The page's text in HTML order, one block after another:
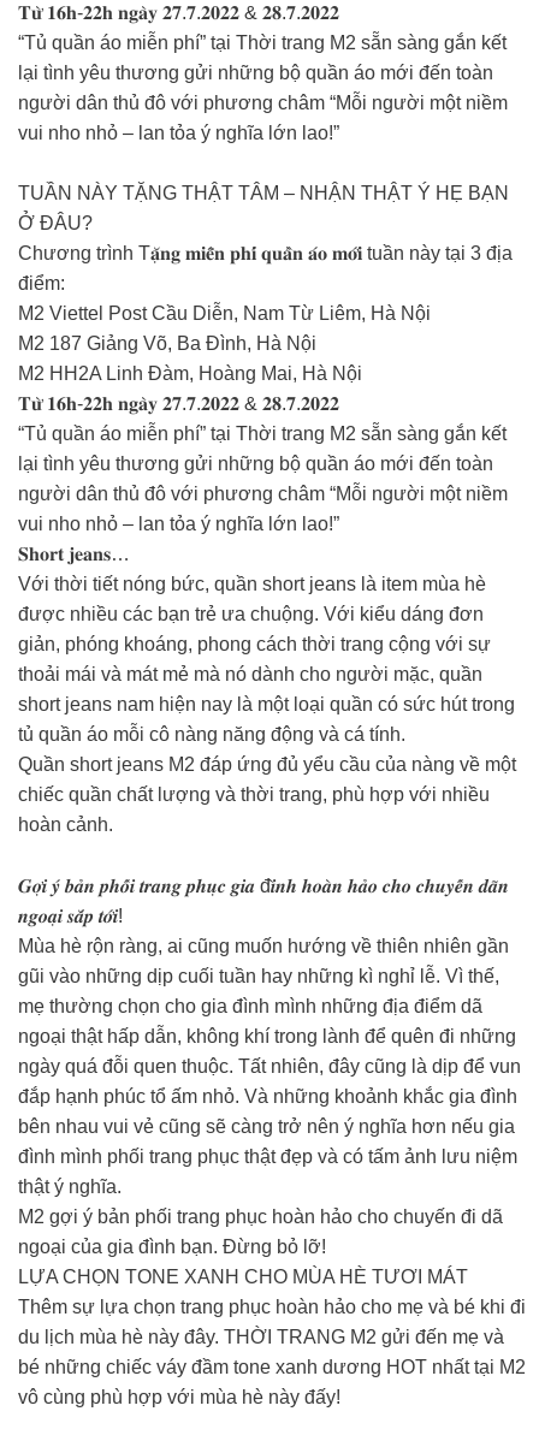
𝐓𝐮̛̀ 𝟏𝟔𝐡-𝟐𝟐𝐡 𝐧𝐠𝐚̀𝐲 𝟐𝟕.𝟕.𝟐𝟎𝟐𝟐 & 𝟐𝟖.𝟕.𝟐𝟎𝟐𝟐
“Tủ quần áo miễn phí” tại Thời trang M2 sẵn sàng gắn kết
lại tình yêu thương gửi những bộ quần áo mới đến toàn
người dân thủ đô với phương châm “Mỗi người một niềm
vui nho nhỏ – lan tỏa ý nghĩa lớn lao!”
TUẦN NÀY TẶNG THẬT TÂM – NHẬN THẬT Ý HẸ BẠN
Ở ĐÂU?
Chương trình T𝐚̣̆𝐧𝐠 𝐦𝐢𝐞̂̃𝐧 𝐩𝐡𝐢́ 𝐪𝐮𝐚̂̀𝐧 𝐚́𝐨 𝐦𝐨̛́𝐢 tuần này tại 3 địa
điểm:
M2 Viettel Post Cầu Diễn, Nam Từ Liêm, Hà Nội
M2 187 Giảng Võ, Ba Đình, Hà Nội
M2 HH2A Linh Đàm, Hoàng Mai, Hà Nội
𝐓𝐮̛̀ 𝟏𝟔𝐡-𝟐𝟐𝐡 𝐧𝐠𝐚̀𝐲 𝟐𝟕.𝟕.𝟐𝟎𝟐𝟐 & 𝟐𝟖.𝟕.𝟐𝟎𝟐𝟐
“Tủ quần áo miễn phí” tại Thời trang M2 sẵn sàng gắn kết
lại tình yêu thương gửi những bộ quần áo mới đến toàn
người dân thủ đô với phương châm “Mỗi người một niềm
vui nho nhỏ – lan tỏa ý nghĩa lớn lao!”
𝐒𝐡𝐨𝐫𝐭 𝐣𝐞𝐚𝐧𝐬…
Với thời tiết nóng bức, quần short jeans là item mùa hè
được nhiều các bạn trẻ ưa chuộng. Với kiểu dáng đơn
giản, phóng khoáng, phong cách thời trang cộng với sự
thoải mái và mát mẻ mà nó dành cho người mặc, quần
short jeans nam hiện nay là một loại quần có sức hút trong
tủ quần áo mỗi cô nàng năng động và cá tính.
Quần short jeans M2 đáp ứng đủ yểu cầu của nàng về một
chiếc quần chất lượng và thời trang, phù hợp với nhiều
hoàn cảnh.
𝑮𝒐̛̣𝒊 𝒚́ 𝒃𝒂̉𝒏 𝒑𝒉𝒐̂́𝒊 𝒕𝒓𝒂𝒏𝒈 𝒑𝒉𝒖̣𝒄 𝒈𝒊𝒂 đ𝒊̀𝒏𝒉 𝒉𝒐𝒂̀𝒏 𝒉𝒂̉𝒐 𝒄𝒉𝒐 𝒄𝒉𝒖𝒚𝒆̂́𝒏 𝒅𝒂̃𝒏
𝒏𝒈𝒐𝒂̣𝒊 𝒔𝒂̆́𝒑 𝒕𝒐̛́𝒊!
Mùa hè rộn ràng, ai cũng muốn hướng về thiên nhiên gần
gũi vào những dịp cuối tuần hay những kì nghỉ lễ. Vì thế,
mẹ thường chọn cho gia đình mình những địa điểm dã
ngoại thật hấp dẫn, không khí trong lành để quên đi những
ngày quá đỗi quen thuộc. Tất nhiên, đây cũng là dịp để vun
đắp hạnh phúc tổ ấm nhỏ. Và những khoảnh khắc gia đình
bên nhau vui vẻ cũng sẽ càng trở nên ý nghĩa hơn nếu gia
đình mình phối trang phục thật đẹp và có tấm ảnh lưu niệm
thật ý nghĩa.
M2 gợi ý bản phối trang phục hoàn hảo cho chuyến đi dã
ngoại của gia đình bạn. Đừng bỏ lỡ!
LỰA CHỌN TONE XANH CHO MÙA HÈ TƯƠI MÁT
Thêm sự lựa chọn trang phục hoàn hảo cho mẹ và bé khi đi
du lịch mùa hè này đây. THỜI TRANG M2 gửi đến mẹ và
bé những chiếc váy đầm tone xanh dương HOT nhất tại M2
vô cùng phù hợp với mùa hè này đấy!